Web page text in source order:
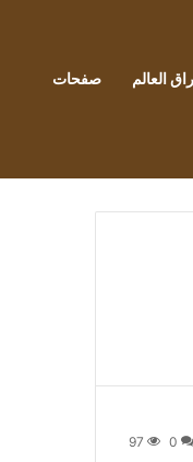
العالم صفحات
0
97